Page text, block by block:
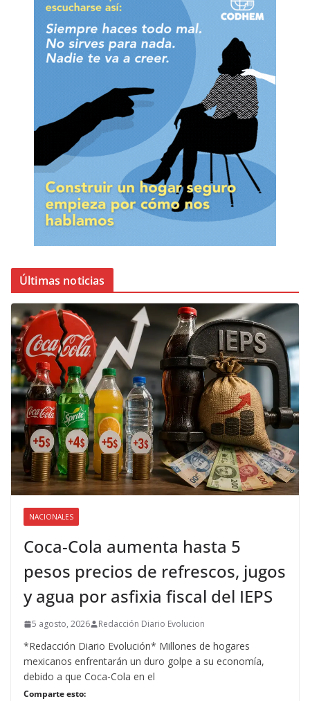
Últimas noticias
NACIONALES
Coca-Cola aumenta hasta 5
pesos precios de refrescos, jugos
y agua por asfixia fiscal del IEPS
5 agosto, 2026 Redacción Diario Evolucion
*Redacción Diario Evolución* Millones de hogares
mexicanos enfrentarán un duro golpe a su economía,
debido a que Coca-Cola en el
Comparte esto: